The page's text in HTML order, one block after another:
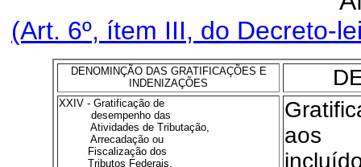
(Art. 6º, ítem III, do Decreto-
DENOMINÇÃO DAS GRATIFICAÇÕES E
INDENIZAÇÕES
XXIV - Gratificação de
desempenho das
Atividades de Tributação,
Arrecadação ou
Fiscalização dos
Tributos Federais.
aos